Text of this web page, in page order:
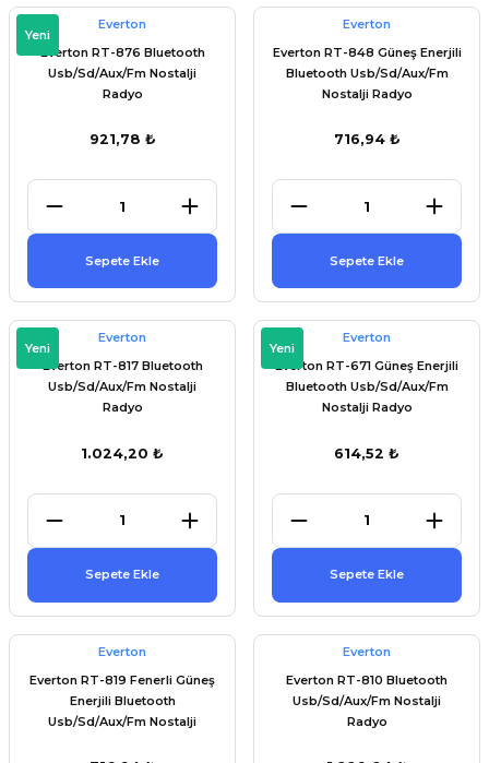
Yeni
Everton
Everton RT-876 Bluetooth
Usb/Sd/Aux/Fm Nostalji
Radyo
921,78 ₺
Sepete Ekle
Everton
Everton RT-848 Güneş Enerjili
Bluetooth Usb/Sd/Aux/Fm
Nostalji Radyo
716,94 ₺
Sepete Ekle
Yeni
Everton
Everton RT-817 Bluetooth
Usb/Sd/Aux/Fm Nostalji
Radyo
1.024,20 ₺
Sepete Ekle
Yeni
Everton
Everton RT-671 Güneş Enerjili
Bluetooth Usb/Sd/Aux/Fm
Nostalji Radyo
614,52 ₺
Sepete Ekle
Everton
Everton RT-819 Fenerli Güneş
Enerjili Bluetooth
Usb/Sd/Aux/Fm Nostalji
Everton
Everton RT-810 Bluetooth
Usb/Sd/Aux/Fm Nostalji
Radyo